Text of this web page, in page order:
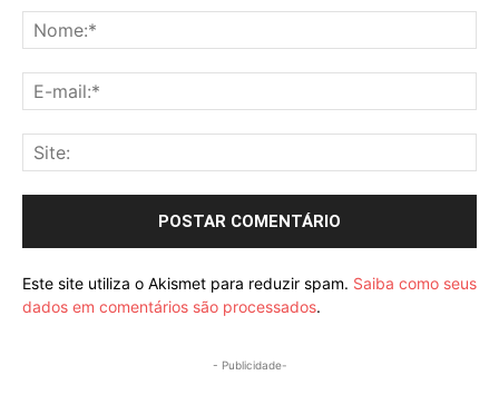
Este site utiliza o Akismet para reduzir spam. Saiba como seus
dados em comentários são processados.
- Publicidade-